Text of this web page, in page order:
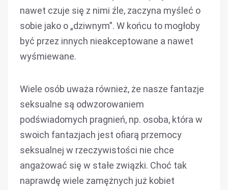
nawet czuje się z nimi źle, zaczyna myśleć o
sobie jako o „dziwnym”. W końcu to mogłoby
być przez innych nieakceptowane a nawet
wyśmiewane.
Wiele osób uważa również, że nasze fantazje
seksualne są odwzorowaniem
podświadomych pragnień, np. osoba, która w
swoich fantazjach jest ofiarą przemocy
seksualnej w rzeczywistości nie chce
angażować się w stałe związki. Choć tak
naprawdę wiele zamężnych już kobiet